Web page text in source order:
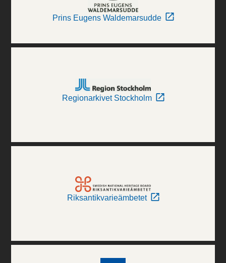
Prins Eugens Waldemarsudde
Regionarkivet Stockholm
Riksantikvarieämbetet